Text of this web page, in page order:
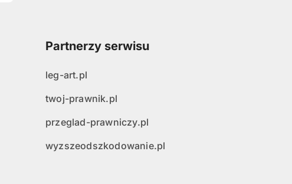
Partnerzy serwisu
leg-art.pl
twoj-prawnik.pl
przeglad-prawniczy.pl
wyzszeodszkodowanie.pl